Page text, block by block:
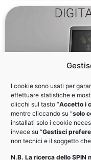
I cookie sono usati per
effettuare statistiche e
clicchi sul tasto “Accetto i
mentre cliccando su “solo
installati solo i cookie
invece su “Gestisci
non tecnici e il soggetto
N.B. La ricerca dello SPIN
Digital
Come creare e